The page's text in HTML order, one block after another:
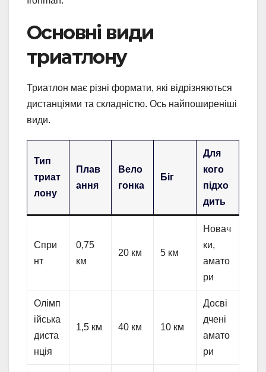
Основні види
триатлону
Триатлон має різні формати, які відрізняються
дистанціями та складністю. Ось найпоширеніші
види.
Тип
триат
лону
Плав
ання
Вело
гонка
Біг
Для
кого
підхо
дить
Спри
нт
0,75
км
20 км 5 км
Новач
ки,
амато
ри
Олімп
ійська
диста
нція
1,5 км 40 км 10 км
Досві
дчені
амато
ри